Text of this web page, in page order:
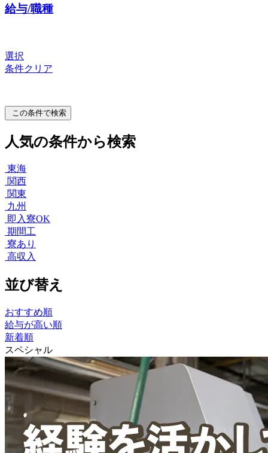
給与/職種
選択
条件クリア
この条件で検索
人気の条件から検索
東海
関西
関東
九州
即入寮OK
期間工
寮あり
高収入
並び替え
おすすめ順
給与が高い順
新着順
スペシャル